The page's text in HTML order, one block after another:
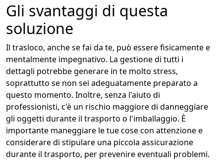
Gli svantaggi di questa
soluzione
Il trasloco, anche se fai da te, può essere fisicamente e
mentalmente impegnativo. La gestione di tutti i
dettagli potrebbe generare in te molto stress,
soprattutto se non sei adeguatamente preparato a
questo momento. Inoltre, senza l'aiuto di
professionisti, c'è un rischio maggiore di danneggiare
gli oggetti durante il trasporto o l'imballaggio. È
importante maneggiare le tue cose con attenzione e
considerare di stipulare una piccola assicurazione
durante il trasporto, per prevenire eventuali problemi.